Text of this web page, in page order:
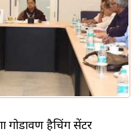
गोडावण हैचिंग सेंटर